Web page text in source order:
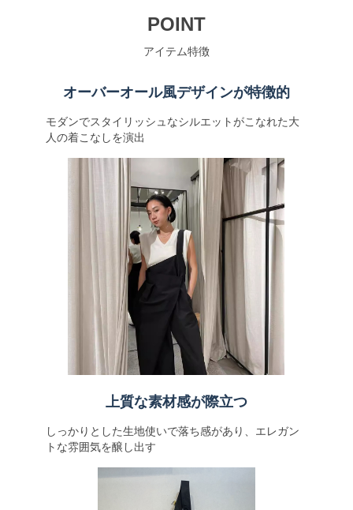
POINT
アイテム特徴
オーバーオール風デザインが特徴的
モダンでスタイリッシュなシルエットがこなれた大
人の着こなしを演出
上質な素材感が際立つ
しっかりとした生地使いで落ち感があり、エレガン
トな雰囲気を醸し出す